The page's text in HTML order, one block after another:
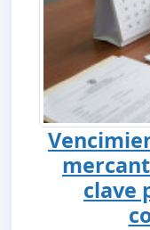
clave